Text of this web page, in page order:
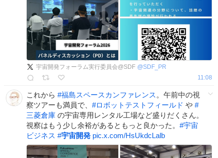
宇宙開発フォーラム実行委員会@SDF @SDF_PR
11:08
これから #福島スペースカンファレンス 。午前中の視
察ツアーも満員で、 #ロボットテストフィールド や #
三菱倉庫 の宇宙専用レンタル工場など盛りだくさん。
視察はもう少し余裕があるともっと良かった。 #宇宙
ビジネス #宇宙開発 pic.x.com/HsUkdcLalb